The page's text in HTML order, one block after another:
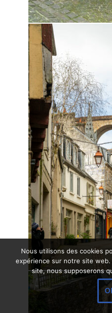
Nous utilisons des cookies
expérience sur notre site
site, nous supposerons